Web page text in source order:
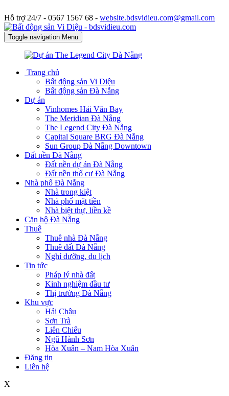
Hỗ trợ 24/7 - 0567 1567 68 - website.bdsvidieu.com@gmail.com
Toggle navigation Menu
Trang chủ
Bất động sản Vi Diệu
Bất động sản Đà Nẵng
Dự án
Vinhomes Hải Vân Bay
The Meridian Đà Nẵng
The Legend City Đà Nẵng
Capital Square BRG Đà Nẵng
Sun Group Đà Nẵng Downtown
Đất nền Đà Nẵng
Đất nền dự án Đà Nẵng
Đất nền thổ cư Đà Nẵng
Nhà phố Đà Nẵng
Nhà trong kiệt
Nhà phố mặt tiền
Nhà biệt thự, liền kề
Căn hộ Đà Nẵng
Thuê
Thuê nhà Đà Nẵng
Thuê đất Đà Nẵng
Nghỉ dưỡng, du lịch
Tin tức
Pháp lý nhà đất
Kinh nghiệm đầu tư
Thị trường Đà Nẵng
Khu vực
Hải Châu
Sơn Trà
Liên Chiểu
Ngũ Hành Sơn
Hòa Xuân – Nam Hòa Xuân
Đăng tin
Liên hệ
X